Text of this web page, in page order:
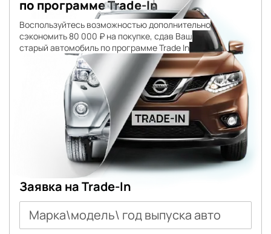
по программе Trade-In
Воспользуйтесь возможностью дополнительно
сэкономить 80 000 ₽ на покупке, сдав Ваш
старый автомобиль по программе Trade In
Заявка на Trade-In
Марка\модель\ год выпуска авто